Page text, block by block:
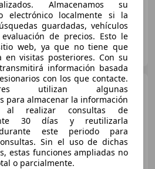
Citroen C4 Cactus1.6
BlueHDi S&S Shine 100
€ 7.790
Sin comparación
Almacenamos su
electrónico localmente si la
guardadas, vehículos
de precios. Esto le
web, ya que no tiene que
visitas posteriores. Con su
información basada
con los que contacte.
utilizan algunas
para almacenar la información
al realizar consultas de
30 días y reutilizarla
durante este periodo para
Sin el uso de dichas
estas funciones ampliadas no
o parcialmente.